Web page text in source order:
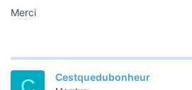
Merci
Cestquedubonheur